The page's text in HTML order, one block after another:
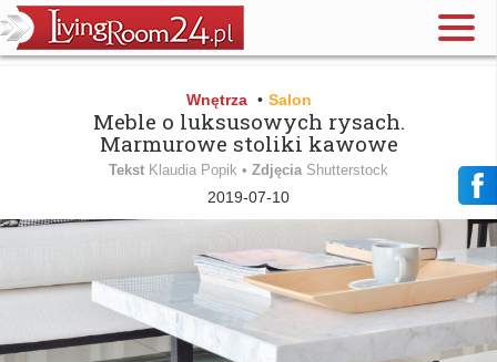
Wnętrza • Salon
Meble o luksusowych rysach.
Marmurowe stoliki kawowe
Tekst Klaudia Popik • Zdjęcia Shutterstock
2019-07-10